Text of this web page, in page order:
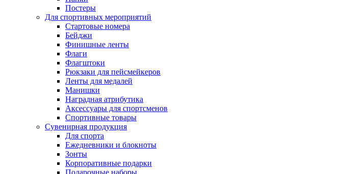
Постеры
Для спортивных мероприятий
Стартовые номера
Бейджи
Финишные ленты
Флаги
Флагштоки
Рюкзаки для пейсмейкеров
Ленты для медалей
Манишки
Наградная атрибутика
Аксессуары для спортсменов
Спортивные товары
Сувенирная продукция
Для спорта
Ежедневники и блокноты
Зонты
Корпоративные подарки
Подарочные наборы